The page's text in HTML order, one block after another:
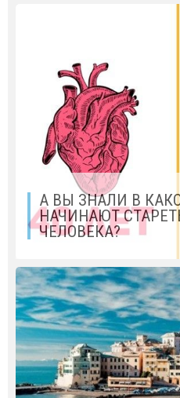
А ВЫ ЗНАЛИ В
НАЧИНАЮТ
ЧЕЛОВЕКА?